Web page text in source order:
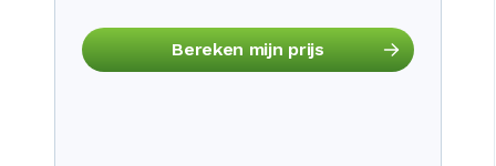
Bereken mijn prijs